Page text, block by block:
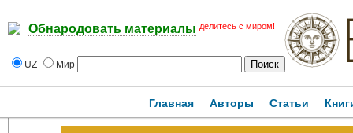
Обнародовать материалы делитесь с миром!
UZ Мир
Главная Авторы Статьи